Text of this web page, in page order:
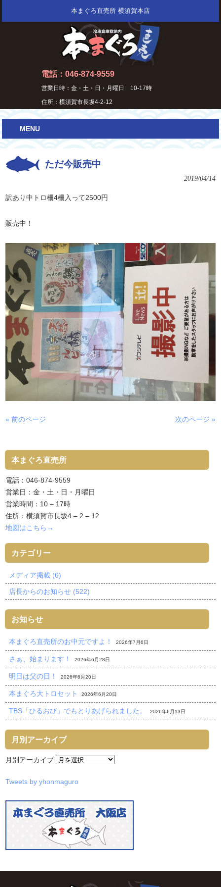
本まぐろ直売所 横須賀本店
電話：046-874-9559
営業日時：金・土・日・月曜日 10-17時
住所：横須賀市長坂4-2-12
MENU
ただ今販売中
2019/04/14
訳あり中トロ柵4柵入って2500円
販売中！
« 前のページ 次のページ »
本まぐろ直売所
電話：046-874-9559
営業日：金・土・日・月曜日
営業時間：10 – 17時
住所：横須賀市長坂4 – 2 – 12
地図はこちら→
カテゴリー
メディア掲載 (6)
店長からのお知らせ (522)
お知らせ
本まぐろ直売所のお中元ですよ！ 2026年7月6日
さぁ、始まります！ 2026年6月28日
明日は父の日！ 2026年6月20日
本まぐろ大トロセット 2026年6月20日
TBS「ひるおび」でもとりあげられました。 2026年6月13日
月別アーカイブ
月別アーカイブ
Tweets by yhonmaguro